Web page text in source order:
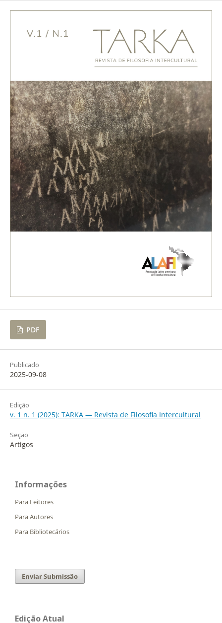
PDF
Publicado
2025-09-08
Edição
v. 1 n. 1 (2025): TARKA — Revista de Filosofia Intercultural
Seção
Artigos
Informações
Para Leitores
Para Autores
Para Bibliotecários
Enviar Submissão
Edição Atual